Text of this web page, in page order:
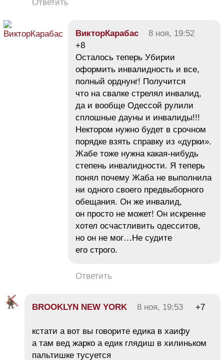
Ответить
ВикторКарабас
8 ноя, 19:52
+8
Осталось теперь Убирии
оформить инвалидность и все,
полный орднунг! Получится
что на свалке стрелял инвалид,
да и вообще Одессой рулили
сплошные дауны и инвалиды!!!
Нектором нужно будет в срочном
порядке взять справку из «дурки».
Жабе тоже нужна какая-нибудь
степень инвалидности. Я теперь
понял почему Жаба не выполнила
ни одного своего предвыборного
обещания. Он же инвалид,
он просто не может! Он искренне
хотел осчастливить одесситов,
но он не мог…Не судите
его строго.
Ответить
BROOKLYN NEW YORK 8 ноя, 19:53 +7
кстати а вот вы говорите едика в хаифу
а там вед жарко а едик глядиш в хилиньком
пальтишке тусуется